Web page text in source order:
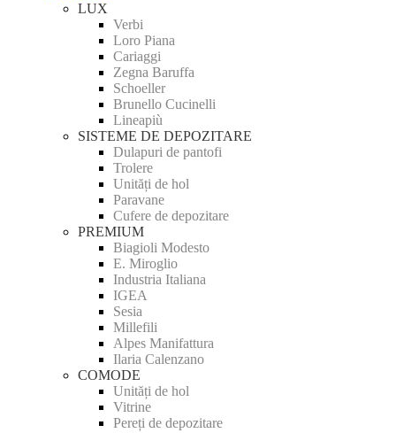
LUX
Verbi
Loro Piana
Cariaggi
Zegna Baruffa
Schoeller
Brunello Cucinelli
Lineapiù
SISTEME DE DEPOZITARE
Dulapuri de pantofi
Trolere
Unități de hol
Paravane
Cufere de depozitare
PREMIUM
Biagioli Modesto
E. Miroglio
Industria Italiana
IGEA
Sesia
Millefili
Alpes Manifattura
Ilaria Calenzano
COMODE
Unități de hol
Vitrine
Pereți de depozitare